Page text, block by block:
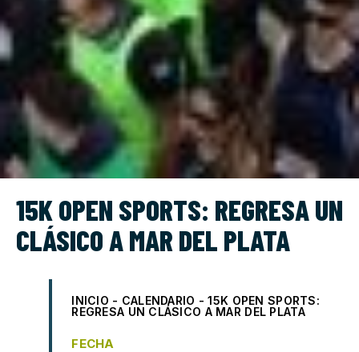
15K OPEN SPORTS: REGRESA UN
CLÁSICO A MAR DEL PLATA
INICIO - CALENDARIO -15K OPEN SPORTS:
REGRESA UN CLÁSICO A MAR DEL PLATA
FECHA